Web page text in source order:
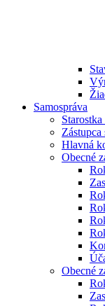
Samospráva
Starostka
Zástupca
Hlavná
Obecné
Obecné